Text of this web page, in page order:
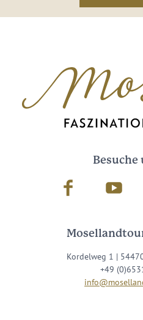
Besuche
Facebook Youtube
Kordelweg 1 |
+49